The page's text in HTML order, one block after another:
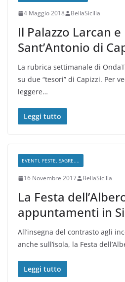
4 Maggio 2018 BellaSicilia
Il Palazzo Larcan
Sant’Antonio di
La rubrica settimanale di
su due “tesori” di Capizzi. Per
leggere…
Leggi tutto
EVENTI, FESTE, SAGRE....
16 Novembre 2017 BellaSicilia
La Festa
appuntamenti in
All’insegna del contrasto agli
anche sull’isola, la Festa
Leggi tutto